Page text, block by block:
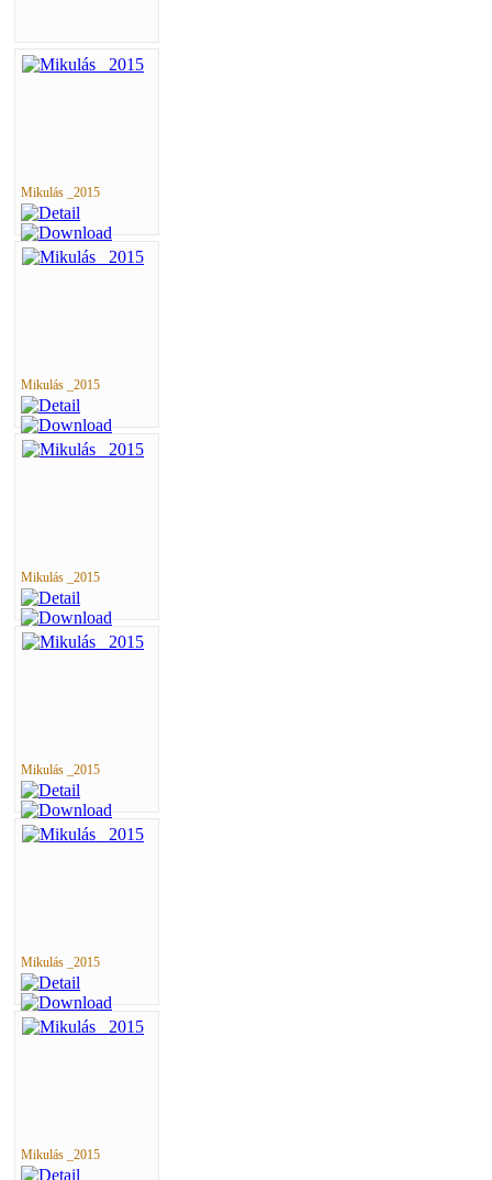
Mikulás _2015
Mikulás _2015
Mikulás _2015
Mikulás _2015
Mikulás _2015
Mikulás _2015